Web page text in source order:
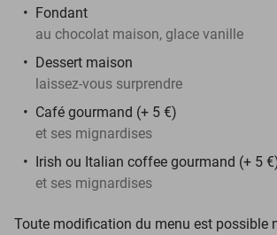
Fondant
au chocolat maison, glace vanille
Dessert maison
laissez-vous surprendre
Café gourmand (+ 5 €)
et ses mignardises
Irish ou Italian coffee gourmand (+ 5
et ses mignardises
Toute modification du menu est possible